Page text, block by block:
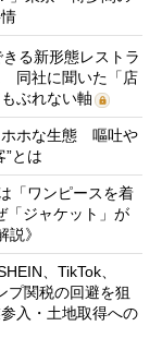
る新形態レストラ
同社に聞いた「店
ぶれない軸
ホホな生態 嘔吐や
とは
「ワンピースを着
「ジャケット」が
》
、TikTok、
関税の回避を狙
入・土地取得への